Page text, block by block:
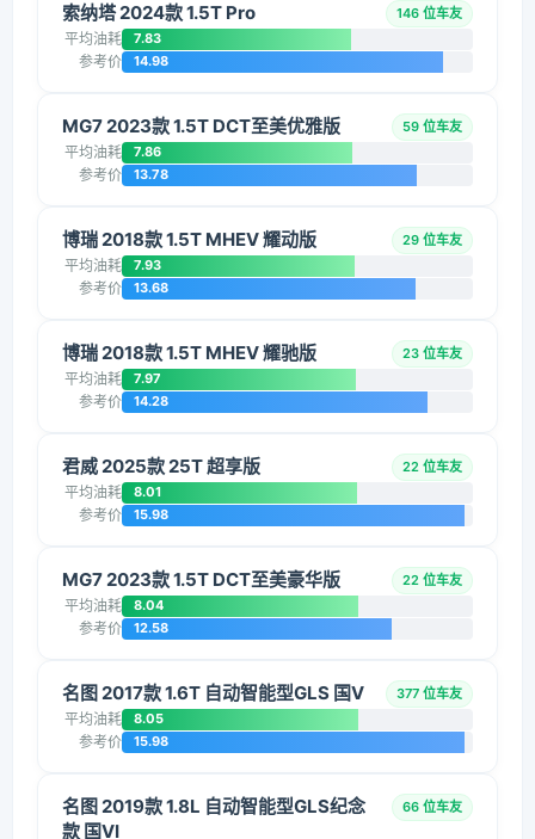
索纳塔 2024款 1.5T Pro 146 位车友
平均油耗 7.83
参考价 14.98
MG7 2023款 1.5T DCT至美优雅版 59 位车友
平均油耗 7.86
参考价 13.78
博瑞 2018款 1.5T MHEV 耀动版 29 位车友
平均油耗 7.93
参考价 13.68
博瑞 2018款 1.5T MHEV 耀驰版 23 位车友
平均油耗 7.97
参考价 14.28
君威 2025款 25T 超享版 22 位车友
平均油耗 8.01
参考价 15.98
MG7 2023款 1.5T DCT至美豪华版 22 位车友
平均油耗 8.04
参考价 12.58
名图 2017款 1.6T 自动智能型GLS 国V 377 位车友
平均油耗 8.05
参考价 15.98
名图 2019款 1.8L 自动智能型GLS纪念
款 国VI
66 位车友